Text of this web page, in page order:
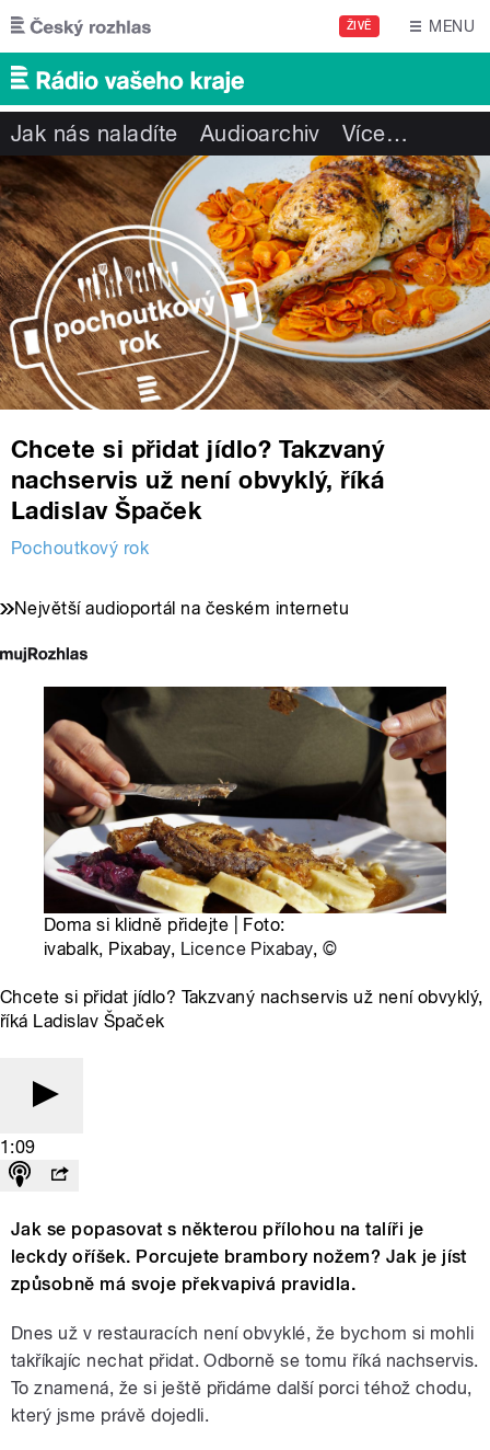
Přejít k hlavnímu obsahu
ŽIVĚ MENU
Jak nás naladíte Audioarchiv Více…
Chcete si přidat jídlo? Takzvaný
nachservis už není obvyklý, říká
Ladislav Špaček
Pochoutkový rok
Největší audioportál na českém internetu
Doma si klidně přidejte | Foto:
ivabalk, Pixabay, Licence Pixabay, ©
Chcete si přidat jídlo? Takzvaný nachservis už není obvyklý,
říká Ladislav Špaček
1:09
Jak se popasovat s některou přílohou na talíři je
leckdy oříšek. Porcujete brambory nožem? Jak je jíst
způsobně má svoje překvapivá pravidla.
Dnes už v restauracích není obvyklé, že bychom si mohli
takříkajíc nechat přidat. Odborně se tomu říká nachservis.
To znamená, že si ještě přidáme další porci téhož chodu,
který jsme právě dojedli.